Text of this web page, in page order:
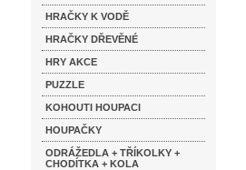
HRAČKY K VODĚ
HRAČKY DŘEVĚNÉ
HRY AKCE
PUZZLE
KOHOUTI HOUPACI
HOUPAČKY
ODRÁŽEDLA + TŘÍKOLKY +
CHODÍTKA + KOLA